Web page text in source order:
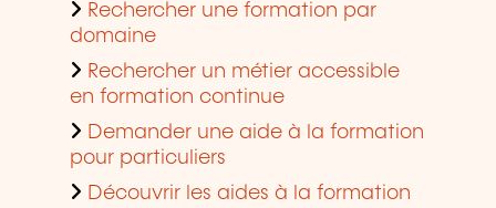
Rechercher une formation par
domaine
Rechercher un métier accessible
en formation continue
Demander une aide à la formation
pour particuliers
Découvrir les aides à la formation